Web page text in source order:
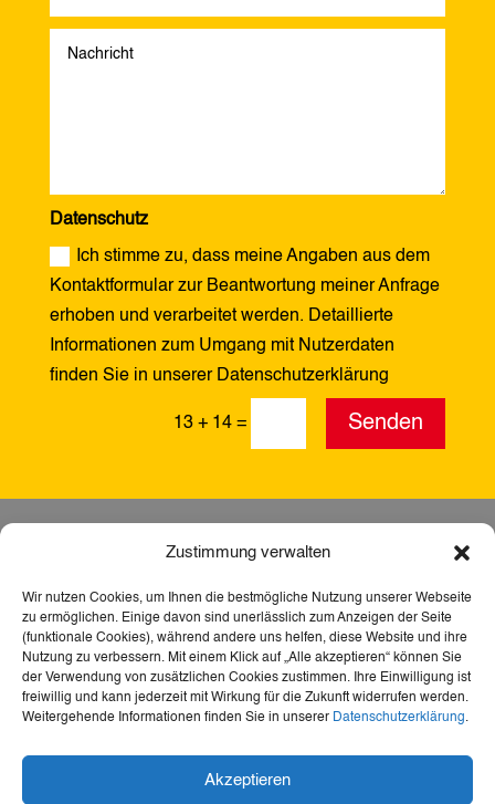
Zustimmung verwalten
Wir nutzen Cookies, um Ihnen die bestmögliche Nutzung unserer Webseite
zu ermöglichen. Einige davon sind unerlässlich zum Anzeigen der Seite
(funktionale Cookies), während andere uns helfen, diese Website und ihre
Nutzung zu verbessern. Mit einem Klick auf „Alle akzeptieren“ können Sie
der Verwendung von zusätzlichen Cookies zustimmen. Ihre Einwilligung ist
freiwillig und kann jederzeit mit Wirkung für die Zukunft widerrufen werden.
Weitergehende Informationen finden Sie in unserer Datenschutzerklärung.
Akzeptieren
Datenschutz
Ich stimme zu, dass meine Angaben aus dem
Kontaktformular zur Beantwortung meiner Anfrage
erhoben und verarbeitet werden. Detaillierte
Informationen zum Umgang mit Nutzerdaten
finden Sie in unserer Datenschutzerklärung
13 + 14 = Senden
Webseite barrierefrei – für mehr Teilhabe,